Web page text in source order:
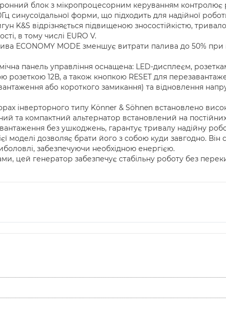
блок з мікропроцесорним керуванням контролює
синусоїдальної форми, що підходить для надійної
K&S відрізняється підвищеною зносостійкістю,
в тому числі EURO V.
ECONOMY MODE зменшує витрати палива до 50%
панель управління оснащена: LED-дисплеєм,
розеткою 12В, а також кнопкою RESET для
або короткого замикання) та відновлення
інверторного типу Könner & Söhnen встановлено
та компактний альтернатор встановлений на
без ушкоджень, гарантує тривалу надійну
моделі дозволяє брати його з собою куди завгодно. Він
забезпечуючи необхідною енергією.
цей генератор забезпечує стабільну роботу без